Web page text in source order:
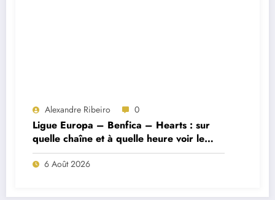
Alexandre Ribeiro 0
Ligue Europa – Benfica – Hearts : sur
quelle chaîne et à quelle heure voir le
match ?
6 Août 2026